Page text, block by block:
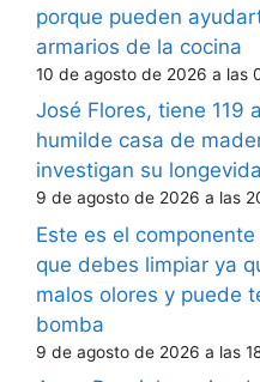
porque pueden
armarios de la cocina
10 de agosto de 2026 a las
José Flores, tiene 119
humilde casa de
investigan su
9 de agosto de 2026 a las
Este es el
que debes limpiar ya
malos olores y puede
bomba
9 de agosto de 2026 a las